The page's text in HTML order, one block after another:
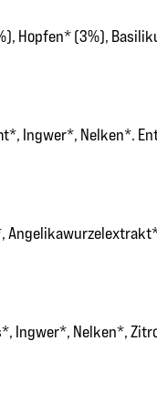
Hopfen* (3%),
Ingwer*, Nelken*.
Ingwer*, Nelken*,